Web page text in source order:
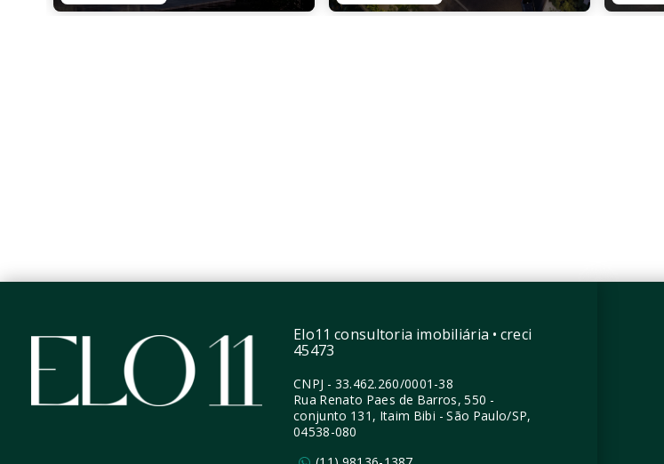
Elo11 consultoria imobiliária • creci
45473
CNPJ - 33.462.260/0001-38
Rua Renato Paes de Barros, 550 -
conjunto 131, Itaim Bibi - São Paulo/SP,
04538-080